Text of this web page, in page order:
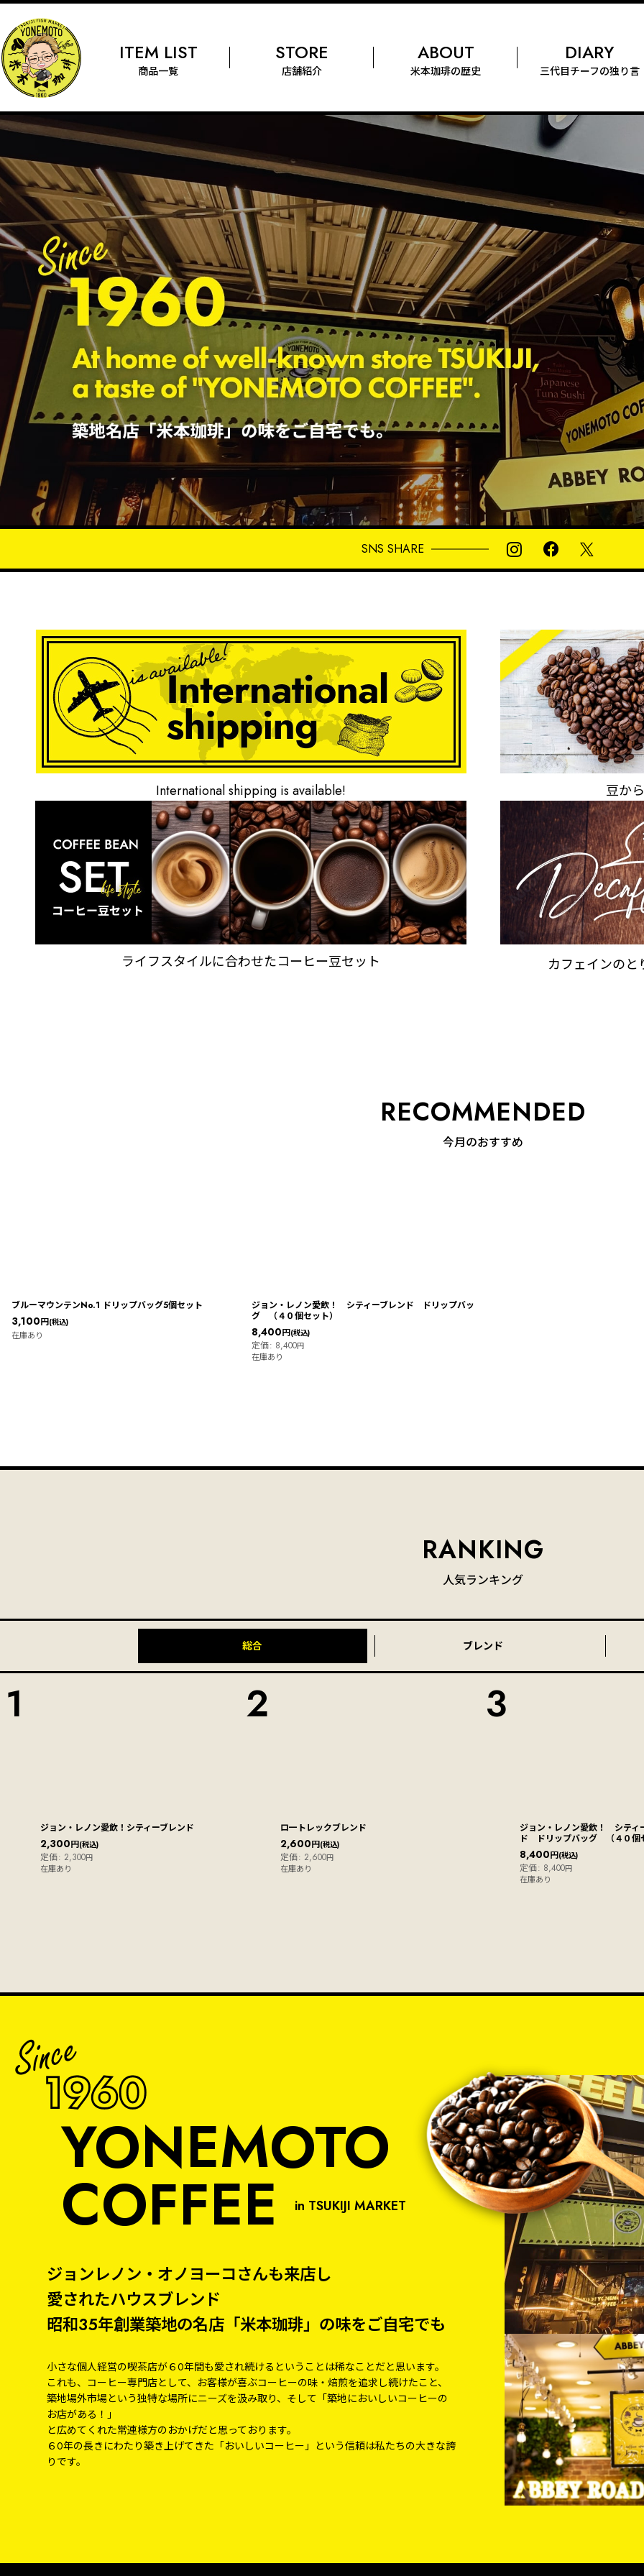
ITEM LIST
商品一覧
STORE
店舗紹介
ABOUT
米本珈琲の歴史
DIARY
三代目チーフの独り言
SNS SHARE
International shipping is available! 豆か
ライフスタイルに合わせたコーヒー豆セット カフェインの
今月のおすすめ
ブルーマウンテンNo.1 ドリップバッグ5個セット
3,100円(税込)
在庫あり
ジョン・レノン愛飲！ シティーブレンド ドリップバッ
グ （４０個セット）
8,400円(税込)
定価: 8,400円
在庫あり
人気ランキング
総合 ブレンド
1
ジョン・レノン愛飲！シティーブレンド
2,300円(税込)
定価: 2,300円
在庫あり
2
ロ一トレックブレンド
2,600円(税込)
定価: 2,600円
在庫あり
3
ジョン・レノン愛飲！ シティ
ド ドリップバッグ （４０個
8,400円(税込)
定価: 8,400円
在庫あり
YONEMOTO
COFFEE in TSUKIJI MARKET
ジョンレノン・オノヨーコさんも来店し
愛されたハウスブレンド
昭和35年創業築地の名店「米本珈琲」の味をご自宅でも
小さな個人経営の喫茶店が６0年間も愛され続けるということは稀なことだと思います。
これも、コーヒー専門店として、お客様が喜ぶコーヒーの味・焙煎を追求し続けたこと、
築地場外市場という独特な場所にニーズを汲み取り、そして「築地においしいコーヒーの
お店がある！」
と広めてくれた常連様方のおかげだと思っております。
６0年の長きにわたり築き上げてきた「おいしいコーヒー」という信頼は私たちの大きな誇
りです。